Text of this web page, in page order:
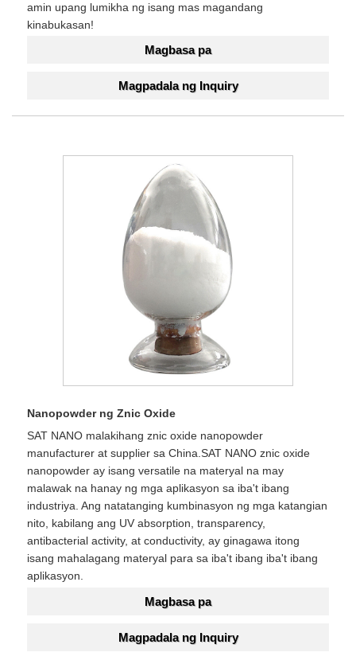
amin upang lumikha ng isang mas magandang
kinabukasan!
Magbasa pa
Magpadala ng Inquiry
Nanopowder ng Znic Oxide
SAT NANO malakihang znic oxide nanopowder
manufacturer at supplier sa China.SAT NANO znic oxide
nanopowder ay isang versatile na materyal na may
malawak na hanay ng mga aplikasyon sa iba't ibang
industriya. Ang natatanging kumbinasyon ng mga katangian
nito, kabilang ang UV absorption, transparency,
antibacterial activity, at conductivity, ay ginagawa itong
isang mahalagang materyal para sa iba't ibang iba't ibang
aplikasyon.
Magbasa pa
Magpadala ng Inquiry